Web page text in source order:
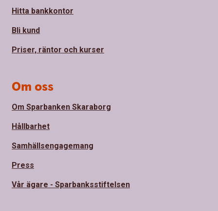
Hitta bankkontor
Bli kund
Priser, räntor och kurser
Om oss
Om Sparbanken Skaraborg
Hållbarhet
Samhällsengagemang
Press
Vår ägare - Sparbanksstiftelsen